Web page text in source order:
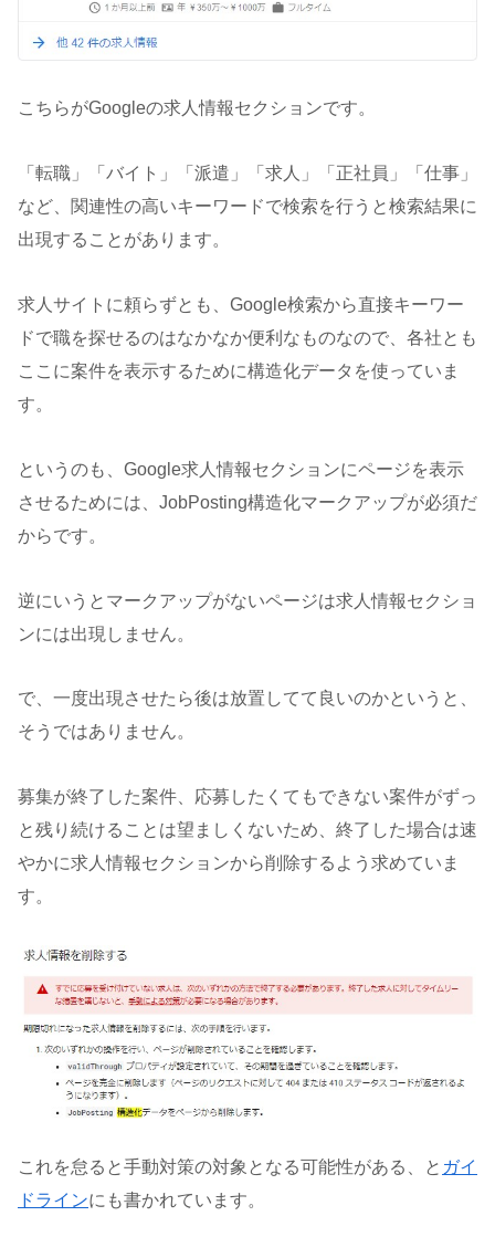
こちらがGoogleの求人情報セクションです。
「転職」「バイト」「派遣」「求人」「正社員」「仕事」
など、関連性の高いキーワードで検索を行うと検索結果に
出現することがあります。
求人サイトに頼らずとも、Google検索から直接キーワー
ドで職を探せるのはなかなか便利なものなので、各社とも
ここに案件を表示するために構造化データを使っていま
す。
というのも、Google求人情報セクションにページを表示
させるためには、JobPosting構造化マークアップが必須だ
からです。
逆にいうとマークアップがないページは求人情報セクショ
ンには出現しません。
で、一度出現させたら後は放置してて良いのかというと、
そうではありません。
募集が終了した案件、応募したくてもできない案件がずっ
と残り続けることは望ましくないため、終了した場合は速
やかに求人情報セクションから削除するよう求めていま
す。
これを怠ると手動対策の対象となる可能性がある、と ガイ
ドラインにも書かれています。